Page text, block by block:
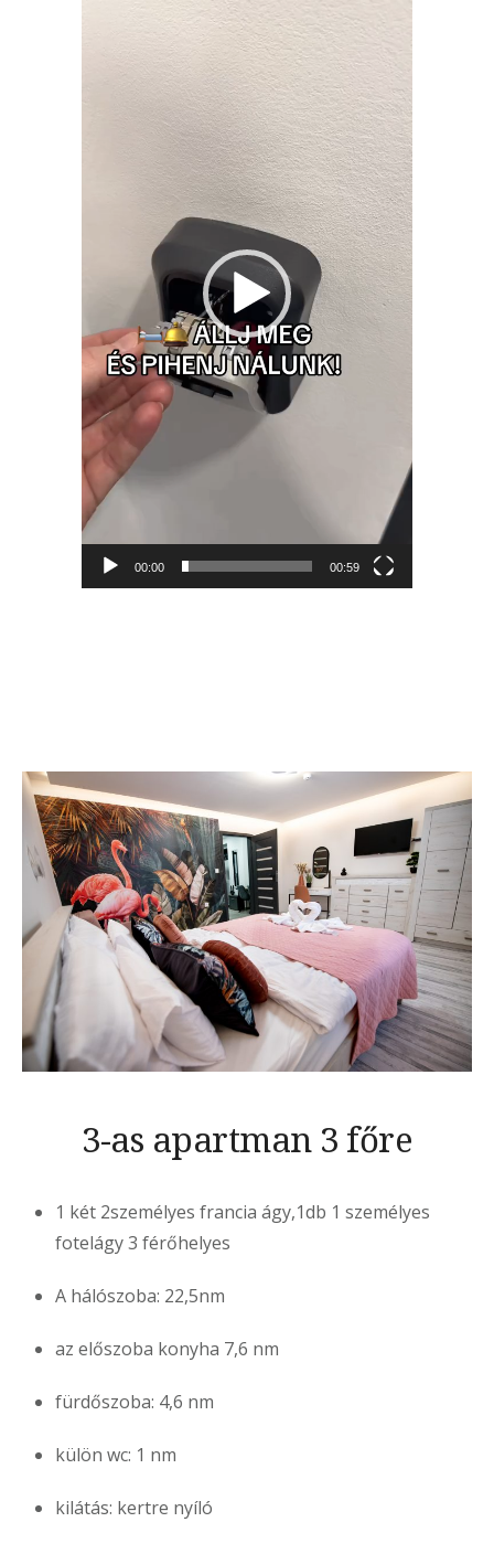
Videólejátszó
00:00 00:59
3-as apartman 3 főre
1 két 2személyes francia ágy,1db 1 személyes
fotelágy 3 férőhelyes
A hálószoba: 22,5nm
az előszoba konyha 7,6 nm
fürdőszoba: 4,6 nm
külön wc: 1 nm
kilátás: kertre nyíló